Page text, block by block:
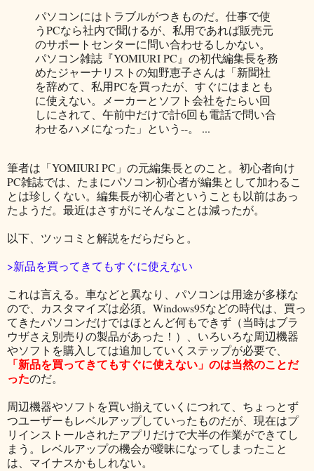
パソコンにはトラブルがつきものだ。仕事で使
うPCなら社内で聞けるが、私用であれば販売元
のサポートセンターに問い合わせるしかない。
パソコン雑誌『YOMIURI PC』の初代編集長を務
めたジャーナリストの知野恵子さんは「新聞社
を辞めて、私用PCを買ったが、すぐにはまとも
に使えない。メーカーとソフト会社をたらい回
しにされて、午前中だけで計6回も電話で問い合
わせるハメになった」という--。 ...
筆者は「YOMIURI PC」の元編集長とのこと。初心者向け
PC雑誌では、たまにパソコン初心者が編集として加わるこ
とは珍しくない。編集長が初心者ということも以前はあっ
たようだ。最近はさすがにそんなことは減ったが。
以下、ツッコミと解説をだらだらと。
>新品を買ってきてもすぐに使えない
これは言える。車などと異なり、パソコンは用途が多様な
ので、カスタマイズは必須。Windows95などの時代は、買っ
てきたパソコンだけではほとんど何もできず（当時はブラ
ウザさえ別売りの製品があった！）、いろいろな周辺機器
やソフトを購入しては追加していくステップが必要で、
「新品を買ってきてもすぐに使えない」のは当然のことだ
ったのだ。
周辺機器やソフトを買い揃えていくにつれて、ちょっとず
つユーザーもレベルアップしていったものだが、現在はプ
リインストールされたアプリだけで大半の作業ができてし
まう。レベルアップの機会が曖昧になってしまったこと
は、マイナスかもしれない。